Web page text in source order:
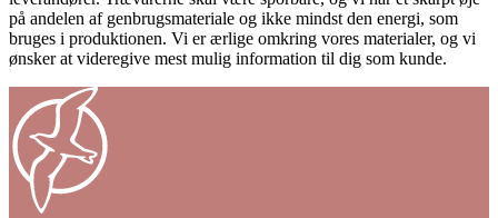
på andelen af genbrugsmateriale og ikke mindst den energi, som
bruges i produktionen. Vi er ærlige omkring vores materialer, og vi
ønsker at videregive mest mulig information til dig som kunde.